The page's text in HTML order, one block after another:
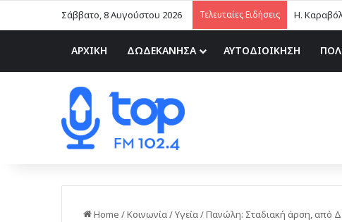
Σάββατο, 8 Αυγούστου 2026 Τελευταίες Ειδήσεις
ΑΡΧΙΚΗ ΔΩΔΕΚΑΝΗΣΑ ΑΥΤΟΔΙΟΙΚΗΣΗ
Home /Κοινωνία/Υγεία/Πανώλη: Σταδιακή άρση, από